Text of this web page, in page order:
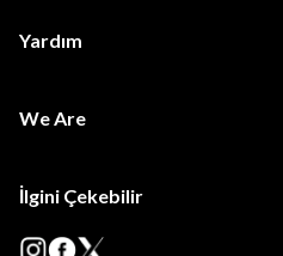
Yardım
We Are
İlgini Çekebilir